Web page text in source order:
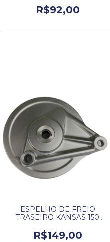
R$92,00
ESPELHO DE FREIO
TRASEIRO KANSAS 150
R$149,00